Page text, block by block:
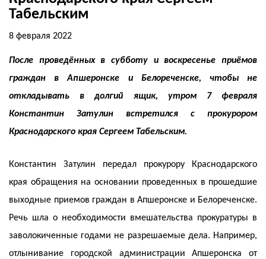
Табельским
8 февраля 2022
После проведённых в субботу и воскресенье приёмов
граждан в Апшеронске и Белореченске, чтобы не
откладывать в долгий ящик, утром 7 февраля
Константин Затулин встретился с прокурором
Краснодарского края Сергеем Табельским.
Константин Затулин передал прокурору Краснодарского
края обращения на основании проведенных в прошедшие
выходные приемов граждан в Апшеронске и Белореченске.
Речь шла о необходимости вмешательства прокуратуры в
заволокиченные годами не разрешаемые дела. Например,
отлынивание городской администрации Апшеронска от